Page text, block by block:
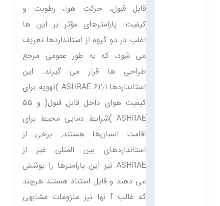
قابل قبول، حرکت هوا، رطوبت و
کیفیت. پارامترهای مؤثر بر این ها
اغلب در دو گروه از استانداردها تعریف
می شود، که به طور عمومی مرجع
طراحی ها قرار می گیرند. این
استانداردها ۶۲٫۱ ASHRAE )تهویه برای
کیفیت هوای داخل قابل قبول( و ۵۵
ASHRAE )شرایط دمایی محیط برای
اقامت انسان‌ها هستند. برخی از
استانداردهای بین المللی غیر از
ASHRAE نیز این پارامترها را پوشش
می دهند و قابل استناد هستند هرچند
که غالب آ نها نیز ملزومات مشابهی